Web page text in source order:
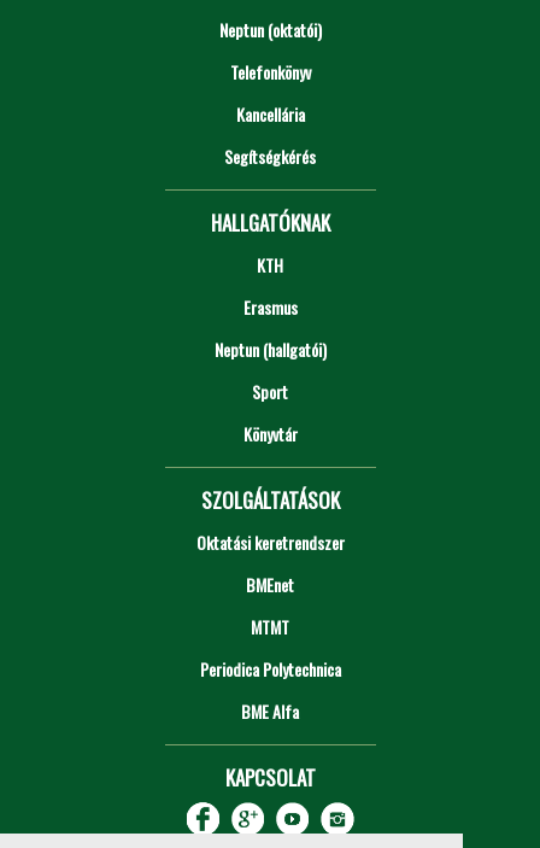
Neptun (oktatói)
Telefonkönyv
Kancellária
Segítségkérés
HALLGATÓKNAK
KTH
Erasmus
Neptun (hallgatói)
Sport
Könyvtár
SZOLGÁLTATÁSOK
Oktatási keretrendszer
BMEnet
MTMT
Periodica Polytechnica
BME Alfa
KAPCSOLAT